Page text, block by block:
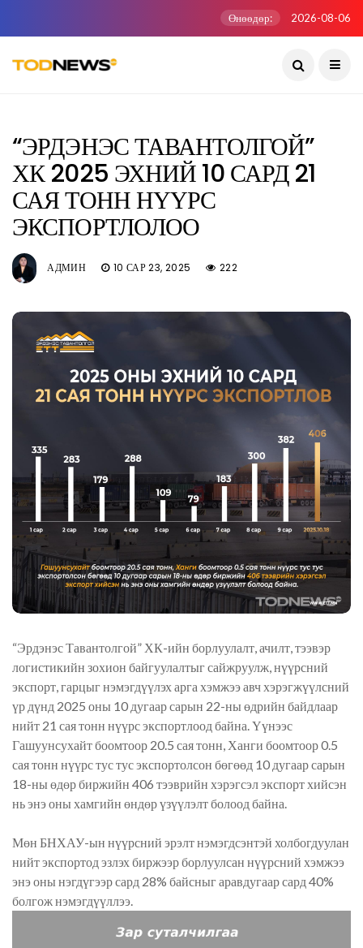
Өнөөдөр: 2026-08-06
“ЭРДЭНЭС ТАВАНТОЛГОЙ”
ХК 2025 ЭХНИЙ 10 САРД 21
САЯ ТОНН НҮҮРС
ЭКСПОРТЛОЛОО
АДМИН 10 САР 23, 2025 222
“Эрдэнэс Тавантолгой” ХК-ийн борлуулалт, ачилт, тээвэр
логистикийн зохион байгуулалтыг сайжруулж, нүүрсний
экспорт, гарцыг нэмэгдүүлэх арга хэмжээ авч хэрэгжүүлсний
үр дүнд 2025 оны 10 дугаар сарын 22-ны өдрийн байдлаар
нийт 21 сая тонн нүүрс экспортлоод байна. Үүнээс
Гашуунсухайт боомтоор 20.5 сая тонн, Ханги боомтоор 0.5
сая тонн нүүрс тус тус экспортолсон бөгөөд 10 дугаар сарын
18-ны өдөр биржийн 406 тээврийн хэрэгсэл экспорт хийсэн
нь энэ оны хамгийн өндөр үзүүлэлт болоод байна.
Мөн БНХАУ-ын нүүрсний эрэлт нэмэгдсэнтэй холбогдуулан
нийт экспортод эзлэх биржээр борлуулсан нүүрсний хэмжээ
энэ оны нэгдүгээр сард 28% байсныг аравдугаар сард 40%
болгож нэмэгдүүллээ.